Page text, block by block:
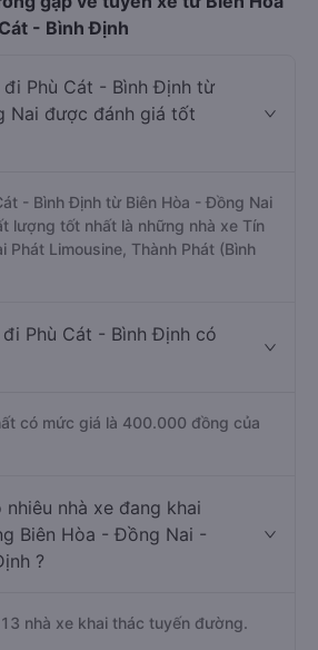
- Bình Định
đi Phù Cát - Bình Định từ
Nai được đánh giá tốt
- Bình Định từ Biên Hòa - Đồng Nai
lượng tốt nhất là những nhà xe Tín
Phát Limousine, Thành Phát (Bình
đi Phù Cát - Bình Định có
có mức giá là 400.000 đồng của
nhiêu nhà xe đang khai
Biên Hòa - Đồng Nai -
?
nhà xe khai thác tuyến đường.